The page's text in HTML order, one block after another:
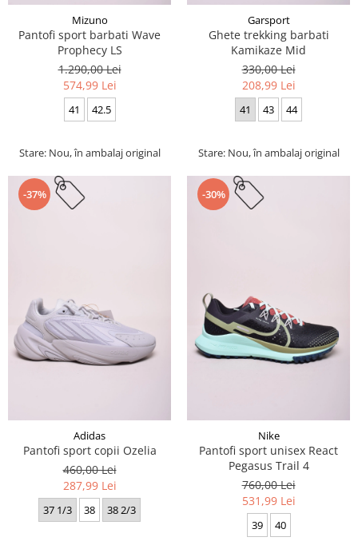
Mizuno
Pantofi sport barbati Wave
Prophecy LS
1.290,00 Lei
574,99 Lei
41 42.5
Stare: Nou, în ambalaj original
Garsport
Ghete trekking barbati
Kamikaze Mid
330,00 Lei
208,99 Lei
41 43 44
Stare: Nou, în ambalaj original
-37%
Adidas
Pantofi sport copii Ozelia
460,00 Lei
287,99 Lei
37 1/3 38 38 2/3
-30%
Nike
Pantofi sport unisex React
Pegasus Trail 4
760,00 Lei
531,99 Lei
39 40